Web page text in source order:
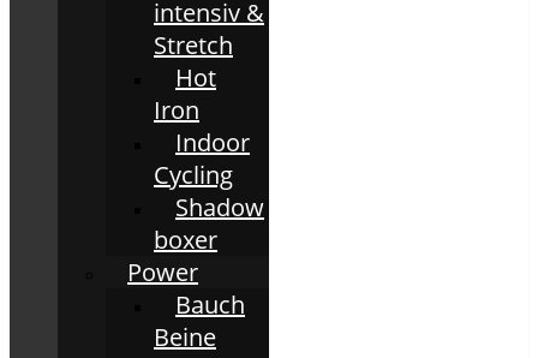
intensiv &
Stretch
Hot
Iron
Indoor
Cycling
Shadow
boxer
Power
Bauch
Beine